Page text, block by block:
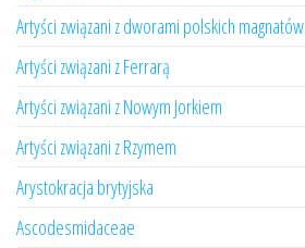
Artyści związani z dworami polskich magnatów
Artyści związani z Ferrarą
Artyści związani z Nowym Jorkiem
Artyści związani z Rzymem
Arystokracja brytyjska
Ascodesmidaceae